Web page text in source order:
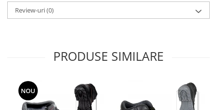
Pensule si trafaleti
Aparate de masura si detectie
Nivele
Nivele laser
Rulete si metre
Review-uri(0)
PRODUSE SIMILARE
NOU